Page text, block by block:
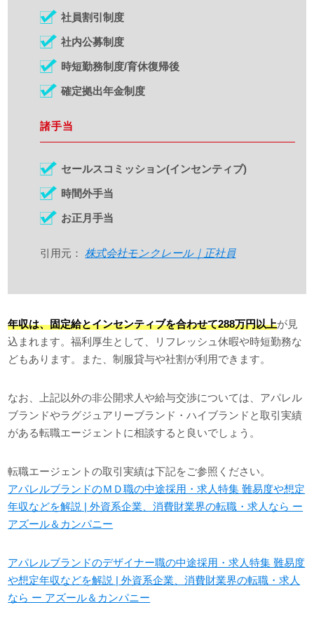
社員割引制度
社内公募制度
時短勤務制度/育休復帰後
確定拠出年金制度
諸手当
セールスコミッション(インセンティブ)
時間外手当
お正月手当
引用元： 株式会社モンクレール｜正社員
年収は、固定給とインセンティブを合わせて288万円以上が見
込まれます。福利厚生として、リフレッシュ休暇や時短勤務な
どもあります。また、制服貸与や社割が利用できます。
なお、上記以外の非公開求人や給与交渉については、アパレル
ブランドやラグジュアリーブランド・ハイブランドと取引実績
がある転職エージェントに相談すると良いでしょう。
転職エージェントの取引実績は下記をご参照ください。
アパレルブランドのＭＤ職の中途採用・求人特集 難易度や想定
年収などを解説 | 外資系企業、消費財業界の転職・求人なら ー
アズール＆カンパニー
アパレルブランドのデザイナー職の中途採用・求人特集 難易度
や想定年収などを解説 | 外資系企業、消費財業界の転職・求人
なら ー アズール＆カンパニー